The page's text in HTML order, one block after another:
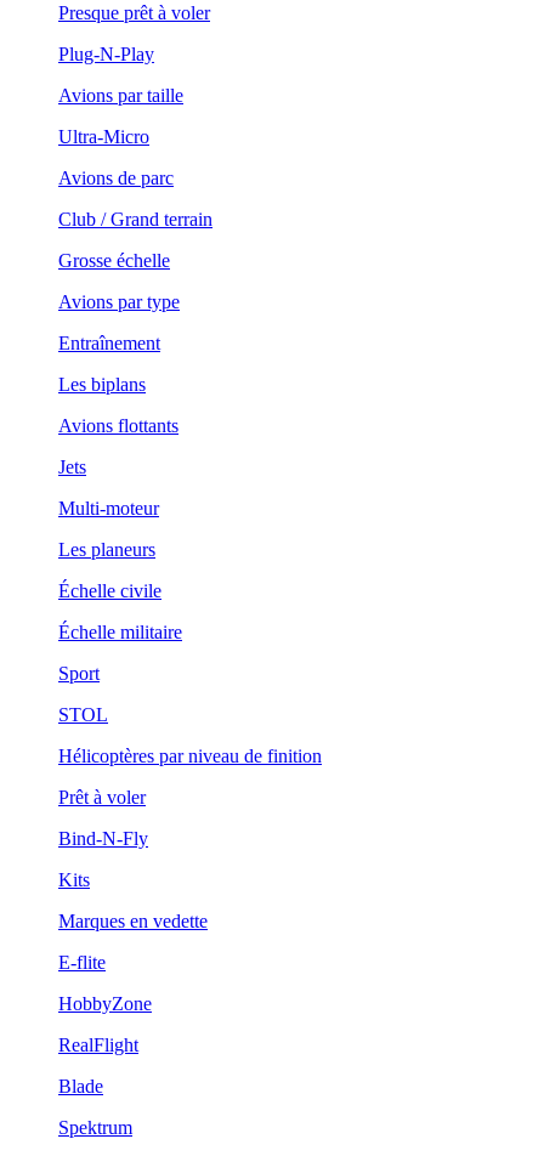
Presque prêt à voler
Plug-N-Play
Avions par taille
Ultra-Micro
Avions de parc
Club / Grand terrain
Grosse échelle
Avions par type
Entraînement
Les biplans
Avions flottants
Jets
Multi-moteur
Les planeurs
Échelle civile
Échelle militaire
Sport
STOL
Hélicoptères par niveau de finition
Prêt à voler
Bind-N-Fly
Kits
Marques en vedette
E-flite
HobbyZone
RealFlight
Blade
Spektrum